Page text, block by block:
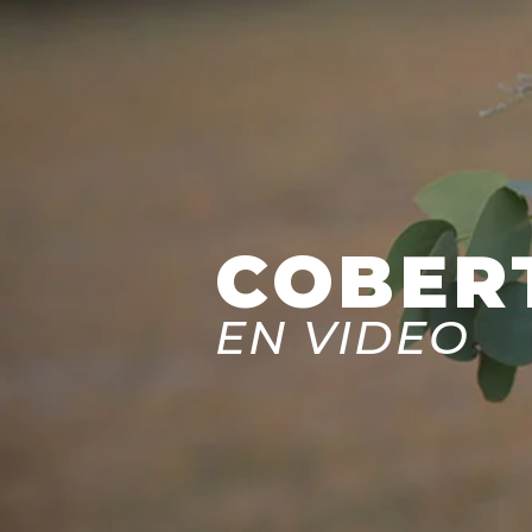
EN VIDEO